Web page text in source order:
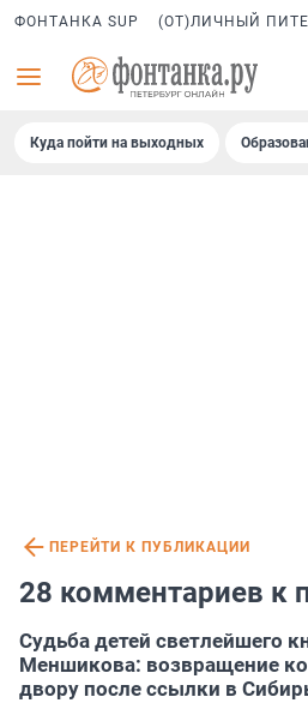
ФОНТАНКА SUP (ОТ)ЛИЧНЫЙ
Куда пойти на выходных
ПЕРЕЙТИ К ПУБЛИКАЦИИ
28 комментариев к
Судьба детей светлейшего
Меншикова: возвращение ко
двору после ссылки в